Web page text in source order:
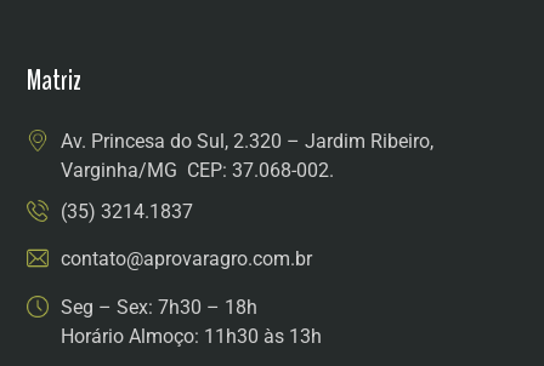
Matriz
Av. Princesa do Sul, 2.320 – Jardim Ribeiro,
Varginha/MG CEP: 37.068-002.
(35) 3214.1837
contato@aprovaragro.com.br
Seg – Sex: 7h30 – 18h
Horário Almoço: 11h30 às 13h